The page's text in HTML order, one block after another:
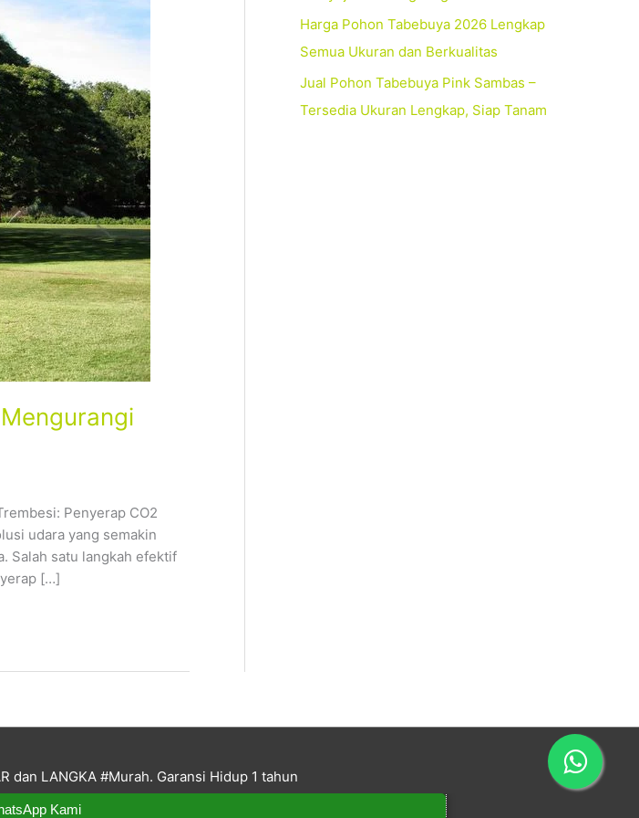
Penyerap CO2
udara yang semakin
Salah satu langkah efektif
[…]
Harga Pohon Tabebuya 2026 Lengkap
Semua Ukuran dan Berkualitas
Jual Pohon Tabebuya Pink Sambas –
Tersedia Ukuran Lengkap, Siap Tanam
dan LANGKA #Murah. Garansi Hidup 1 tahun
Kami